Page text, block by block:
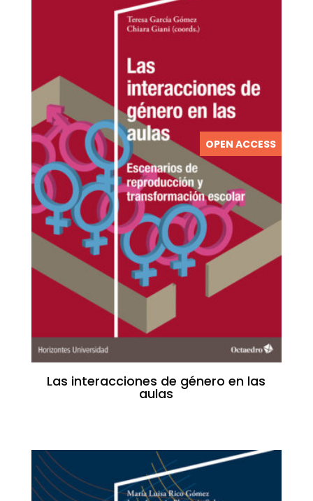
OPEN ACCESS
Las interacciones de género en las
aulas